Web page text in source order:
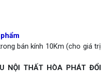
bán kính 10Km (cho giá trị
NỘI THẤT HÒA PHÁT ĐỔI